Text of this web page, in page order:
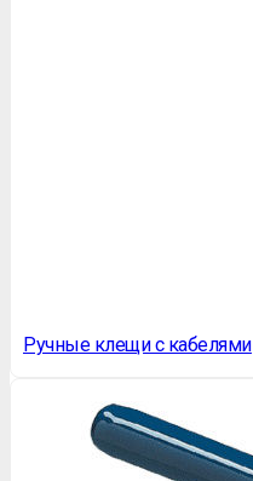
Ручные клещи с кабелями